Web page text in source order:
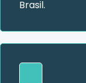
Brasil.